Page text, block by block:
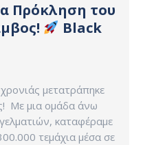
Πρόκληση του
Black
μετατράπηκε
Με μια ομάδα άνω
καταφέραμε
τεμάχια μέσα σε